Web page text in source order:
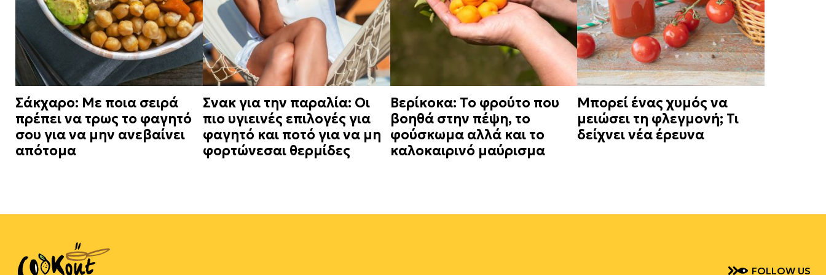
Σάκχαρο: Με ποια σειρά
πρέπει να τρως το φαγητό
σου για να μην ανεβαίνει
απότομα
Σνακ για την παραλία: Οι
πιο υγιεινές επιλογές για
φαγητό και ποτό για να μη
φορτώνεσαι θερμίδες
Βερίκοκα: Το φρούτο που
βοηθά στην πέψη, το
φούσκωμα αλλά και το
καλοκαιρινό μαύρισμα
Μπορεί ένας χυμός να
μειώσει τη φλεγμονή; Τι
δείχνει νέα έρευνα
FOLLOW US